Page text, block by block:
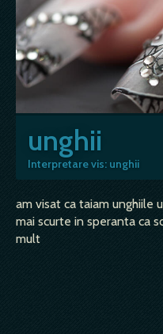
unghii
Interpretare vis: unghii
am visat ca taiam unghiile
mai scurte in speranta ca
mult